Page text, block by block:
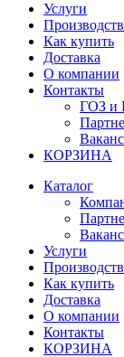
Услуги
Как купить
Доставка
О компании
Контакты
ГОЗ и
КОРЗИНА
Каталог
Услуги
Как купить
Доставка
О компании
Контакты
КОРЗИНА